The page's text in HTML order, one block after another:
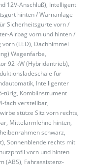
12V-Anschluß), Intelligent
hinten / Warnanlage
Sicherheitsgurte vorn /
Airbag vorn und hinten /
(LED), Dachhimmel
Wagenfarbe,
92 kW (Hybridantrieb),
für
Intelligenter
türig, Kombiinstrument
fach verstellbar,
Sitz vorn rechts,
Mittelarmlehne hinten,
schwarz,
Sonnenblende rechts mit
vorn und hinten
(ABS), Fahrassistenz-